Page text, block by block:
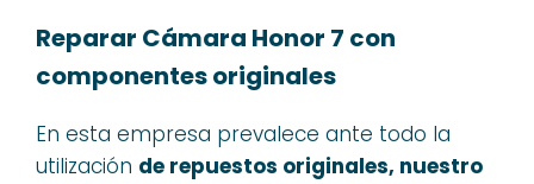
Reparar Cámara Honor 7 con
componentes originales
En esta empresa prevalece ante todo la
utilización de repuestos originales, nuestro